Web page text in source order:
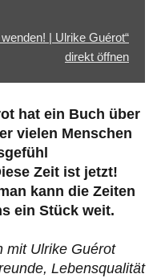
| Ulrike Guérot“
direkt öffnen
hat ein Buch über
vielen Menschen
Zeit ist jetzt!
kann die Zeiten
ein Stück weit.
mit Ulrike Guérot
Lebensqualität